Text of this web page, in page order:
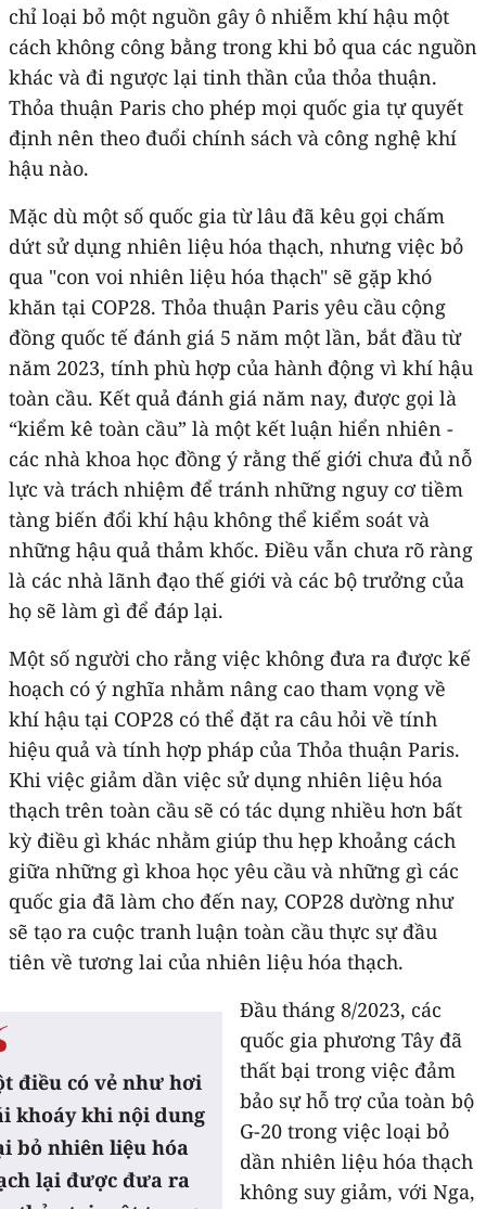
chỉ loại bỏ một nguồn gây ô nhiễm khí hậu một
cách không công bằng trong khi bỏ qua các nguồn
khác và đi ngược lại tinh thần của thỏa thuận.
Thỏa thuận Paris cho phép mọi quốc gia tự quyết
định nên theo đuổi chính sách và công nghệ khí
hậu nào.
Mặc dù một số quốc gia từ lâu đã kêu gọi chấm
dứt sử dụng nhiên liệu hóa thạch, nhưng việc bỏ
qua "con voi nhiên liệu hóa thạch" sẽ gặp khó
khăn tại COP28. Thỏa thuận Paris yêu cầu cộng
đồng quốc tế đánh giá 5 năm một lần, bắt đầu từ
năm 2023, tính phù hợp của hành động vì khí hậu
toàn cầu. Kết quả đánh giá năm nay, được gọi là
“kiểm kê toàn cầu” là một kết luận hiển nhiên -
các nhà khoa học đồng ý rằng thế giới chưa đủ nỗ
lực và trách nhiệm để tránh những nguy cơ tiềm
tàng biến đổi khí hậu không thể kiểm soát và
những hậu quả thảm khốc. Điều vẫn chưa rõ ràng
là các nhà lãnh đạo thế giới và các bộ trưởng của
họ sẽ làm gì để đáp lại.
Một số người cho rằng việc không đưa ra được kế
hoạch có ý nghĩa nhằm nâng cao tham vọng về
khí hậu tại COP28 có thể đặt ra câu hỏi về tính
hiệu quả và tính hợp pháp của Thỏa thuận Paris.
Khi việc giảm dần việc sử dụng nhiên liệu hóa
thạch trên toàn cầu sẽ có tác dụng nhiều hơn bất
kỳ điều gì khác nhằm giúp thu hẹp khoảng cách
giữa những gì khoa học yêu cầu và những gì các
quốc gia đã làm cho đến nay, COP28 dường như
sẽ tạo ra cuộc tranh luận toàn cầu thực sự đầu
tiên về tương lai của nhiên liệu hóa thạch.
điều có vẻ như hơi
khoáy khi nội dung
bỏ nhiên liệu hóa
lại được đưa ra
Đầu tháng 8/2023, các
quốc gia phương Tây đã
thất bại trong việc đảm
bảo sự hỗ trợ của toàn bộ
G-20 trong việc loại bỏ
dần nhiên liệu hóa thạch
không suy giảm, với Nga,